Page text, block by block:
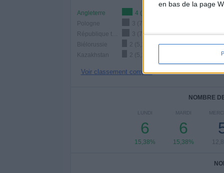
en bas de la page
Angleterre
4 (10,26%)
Pologne
3 (7,69%)
3 (7,69%)
Biélorussie
2 (5,13%)
Kazakhstan
2 (5,13%)
Voir classement complet
NOMBRE
LUNDI
6
15,38%
MARDI
6
15,38%